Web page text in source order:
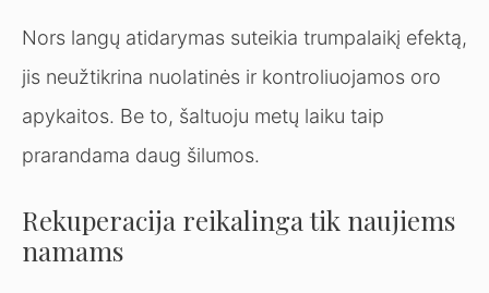
Nors langų atidarymas suteikia trumpalaikį efektą,
jis neužtikrina nuolatinės ir kontroliuojamos oro
apykaitos. Be to, šaltuoju metų laiku taip
prarandama daug šilumos.
Rekuperacija reikalinga tik naujiems
namams